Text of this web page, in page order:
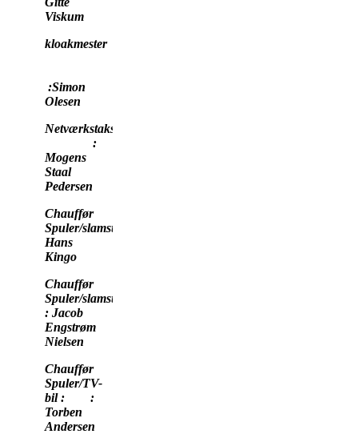
Viskum
kloakmester
:Simon
Olesen
Netværkstaksator
:
Mogens
Staal
Pedersen
Chauffør
Spuler/slamsuger :
Hans
Kingo
Chauffør
Spuler/slamsuger
: Jacob
Engstrøm
Nielsen
Chauffør
Spuler/TV-
bil : :
Torben
Andersen